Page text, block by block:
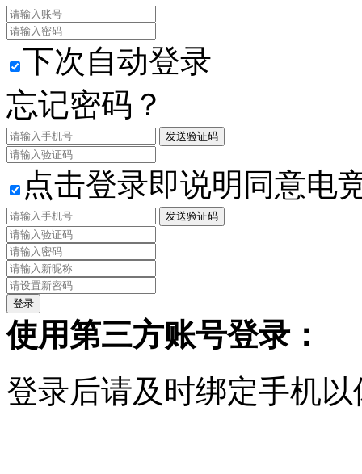
下次自动登录
忘记密码？
发送验证码
点击登录即说明同意电
发送验证码
使用第三方账号登录：
登录后请及时绑定手机